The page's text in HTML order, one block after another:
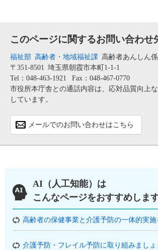
このページに関するお問い合わせ
福祉部 高齢者・地域福祉課 高齢者あんしん係
〒351-8501 埼玉県朝霞市本町1-1-1
Tel：048-463-1921
Fax：048-467-0770
市役所本庁舎との通話内容は、応対品質向上
しています。
メールでのお問い合わせはこちら
AI（人工知能）は
こんなページをおすすめしま
高齢者の保健事業と介護予防の一体的実施
介護予防・フレイル予防に取り組みましょ